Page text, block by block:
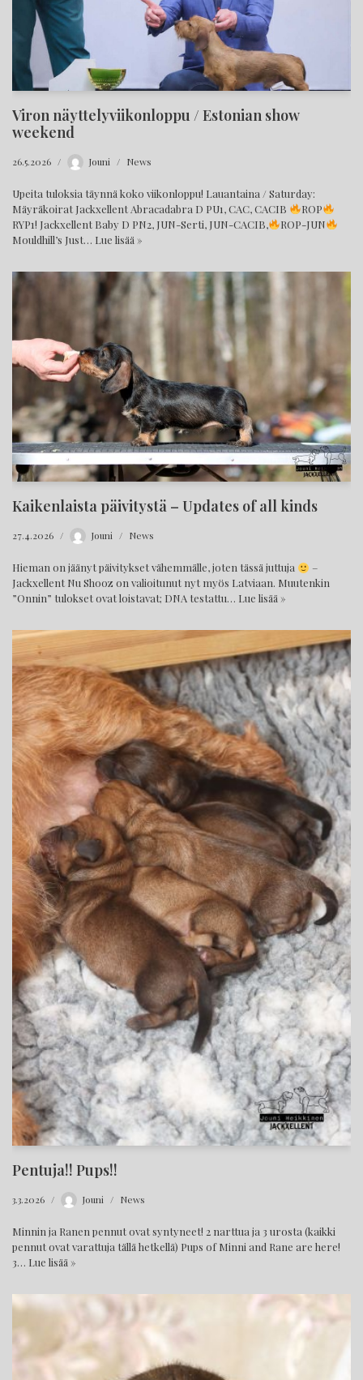
Viron näyttelyviikonloppu / Estonian show
weekend
26.5.2026 Jouni News
Upeita tuloksia täynnä koko viikonloppu! Lauantaina / Saturday:
Mäyräkoirat Jackxellent Abracadabra D PU1, CAC, CACIB
ROP
RYP1! Jackxellent Baby D PN2, JUN-Serti, JUN-CACIB,
ROP-JUN
Mouldhill’s Just… Lue lisää »
Kaikenlaista päivitystä – Updates of all kinds
27.4.2026 Jouni News
Hieman on jäänyt päivitykset vähemmälle, joten tässä juttuja
–
Jackxellent Nu Shooz on valioitunut nyt myös Latviaan. Muutenkin
”Onnin” tulokset ovat loistavat; DNA testattu… Lue lisää »
Pentuja!! Pups!!
3.3.2026 Jouni News
Minnin ja Ranen pennut ovat syntyneet! 2 narttua ja 3 urosta (kaikki
pennut ovat varattuja tällä hetkellä) Pups of Minni and Rane are here!
3… Lue lisää »